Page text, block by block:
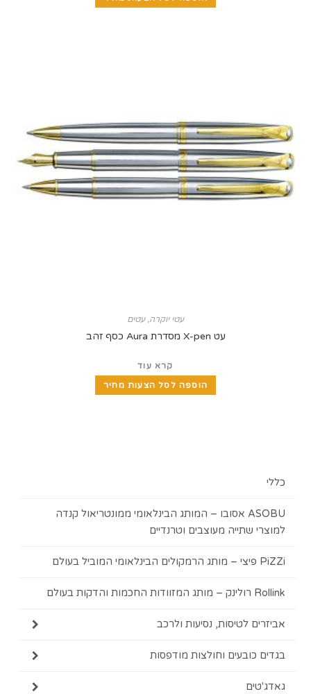
עטי יוקרה,עטים
עט X-pen מסדרת Aura כסף זהב
קרא עוד
הוספה לסל הצעות מחיר
כללי
ASOBU אסובו – המותג הבינלאומי ממונטריאול קנדה
למוצרי שתייה מעוצבים וטרנדיים
PiZZi פיצי – מותג הרמקולים הבינלאומי המוביל בעולם
Rollink רולינק – מותג המזוודות החכמות והדקות בעולם
אביזרים לטיסות, נסיעות ולרכב
בגדים כובעים וחולצות מודפסות
גאדג'טים